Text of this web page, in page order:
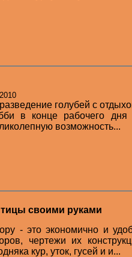
голубей с
в конце рабочего
возможность...
своими руками
- это экономично и
чертежи их
кур, уток, гусей и и...